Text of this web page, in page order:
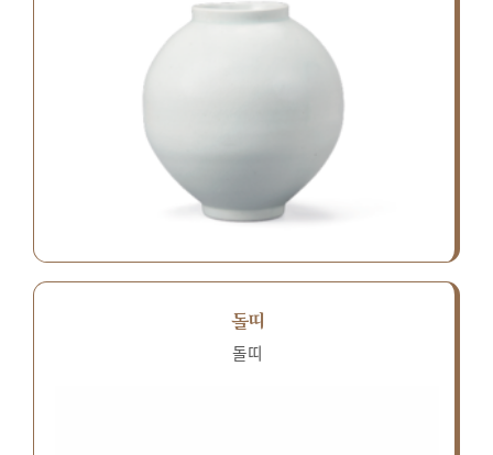
돌띠
돌띠